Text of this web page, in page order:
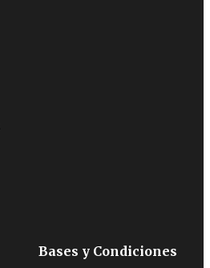
Bases y Condiciones